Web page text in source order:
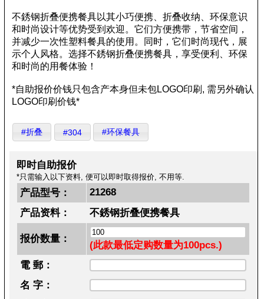
不銹钢折叠便携餐具以其小巧便携、折叠收纳、环保意识
和时尚设计等优势受到欢迎。它们方便携带，节省空间，
并减少一次性塑料餐具的使用。同时，它们时尚现代，展
示个人风格。选择不銹钢折叠便携餐具，享受便利、环保
和时尚的用餐体验！
*自助报价价钱只包含产本身但未包LOGO印刷, 需另外确认
LOGO印刷价钱*
#折叠 #304 #环保餐具
即时自助报价
*只需输入以下资料, 便可以即时取得报价, 不用等.
产品型号：
21268
产品资料：
不銹钢折叠便携餐具
报价数量：
(此款最低定购数量为100pcs.)
電 郵：
名 字：